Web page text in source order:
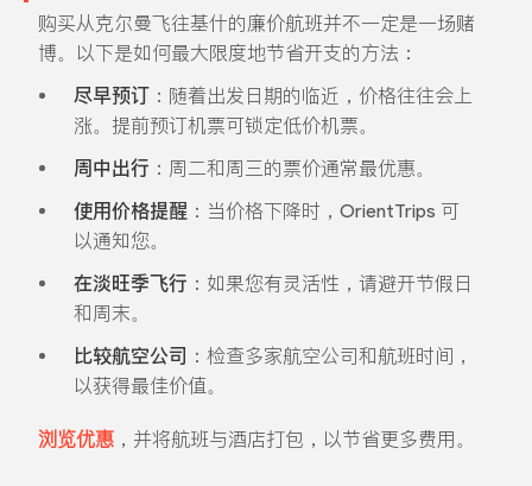
购买从克尔曼飞往基什的廉价航班并不一定是一场赌
博。以下是如何最大限度地节省开支的方法：
尽早预订：随着出发日期的临近，价格往往会上
涨。提前预订机票可锁定低价机票。
周中出行 ：周二和周三的票价通常最优惠。
使用价格提醒 ：当价格下降时，OrientTrips 可
以通知您。
在淡旺季飞行 ：如果您有灵活性，请避开节假日
和周末。
比较航空公司 ：检查多家航空公司和航班时间，
以获得最佳价值。
浏览优惠，并将航班与酒店打包，以节省更多费用。